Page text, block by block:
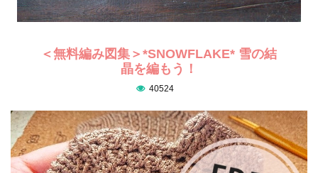
＜無料編み図集＞*SNOWFLAKE* 雪の結
晶を編もう！
40524